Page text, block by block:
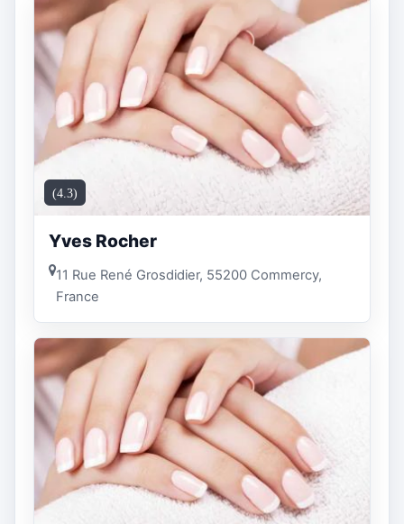
(4.3)
Yves Rocher
11 Rue René Grosdidier, 55200 Commercy,
France